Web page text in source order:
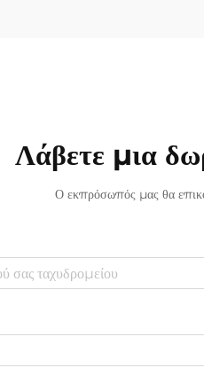
Λάβετε μια
Ο εκπρόσωπός μας θα